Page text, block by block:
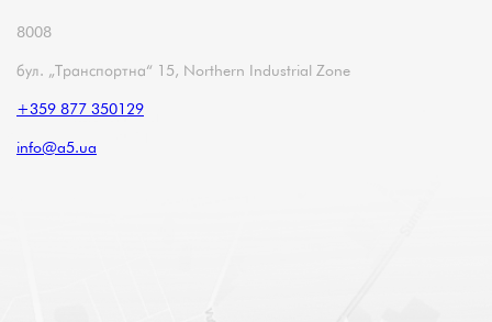
8008
бул. „Транспортна“ 15, Northern Industrial Zone
+359 877 350129
info@a5.ua